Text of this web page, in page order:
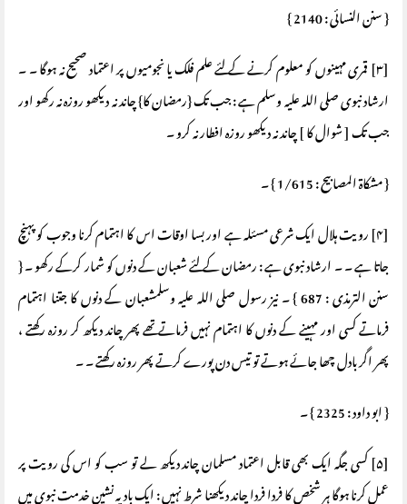
{ سنن النسائی : 2140 }
[۳] قمری مہینوں کو معلوم کرنے کے لئے علم فلک یا نجومیوں پر اعتماد صحیح نہ ہوگا ۔ ۔
ارشاد نبوی صلی اللہ علیہ وسلم ہے : جب تک {رمضان کا} چاند نہ دیکھو روزہ نہ رکھو اور
جب تک [ شوال کا ] چاند نہ دیکھو روزہ افطار نہ کرو ۔
{ مشکاۃ المصابیح : 1/615 } ۔
[۴] رویت ہلال ایک شرعی مسئلہ ہے اور بسا اوقات اس کا اہتمام کرنا وجوب کو پہنچ
جاتا ہے ۔ ۔ ارشاد نبوی ہے : رمضان کے لئے شعبان کے دنوں کو شمار کرکے رکھو ۔ {
سنن الترمذی : 687 } ۔ نیز رسول صلی اللہ علیہ وسلمشعبان کے دنوں کا جتنا اہتمام
فرماتے کسی اور مہینے کے دنوں کا اہتمام نہیں فرماتے تھے پھر چاند دیکھ کر روزہ رکھتے ،
پھر اگر بادل چھا جائے ہوتے تو تیس دن پورے کرتے پھر روزہ رکھتے ۔ ۔
{ ابو داود : 2325 } ۔
[۵] کسی جگہ ایک بھی قابل اعتماد مسلمان چاند دیکھ لے تو سب کو اس کی رویت پر